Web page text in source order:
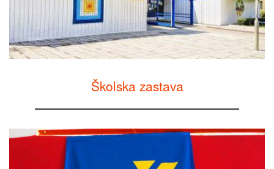
Školska zastava